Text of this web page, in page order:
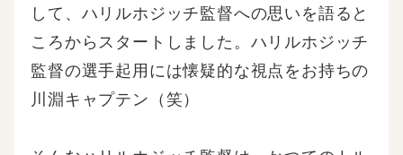
して、ハリルホジッチ監督への思いを語ると
ころからスタートしました。ハリルホジッチ
監督の選手起用には懐疑的な視点をお持ちの
川淵キャプテン（笑）